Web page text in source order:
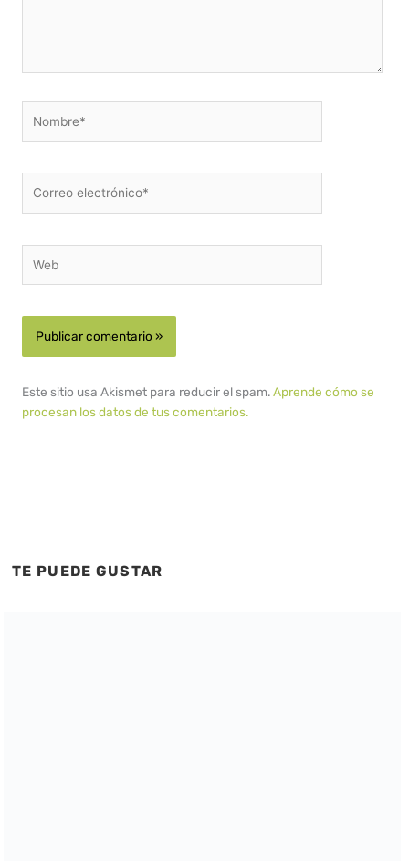
electrónico*
Este sitio usa Akismet para reducir el spam.Aprende cómo se
procesan los datos de tus comentarios.
TE PUEDE GUSTAR